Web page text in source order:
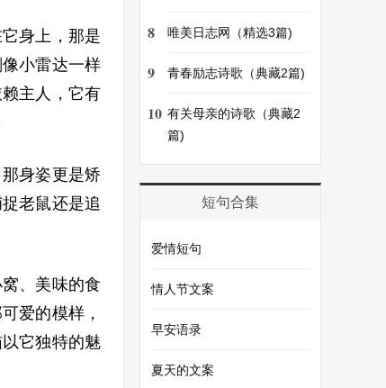
身上，那是
小雷达一样
主人，它有
身姿更是矫
老鼠还是追
、美味的食
爱的模样，
它独特的魅
8 唯美日志网（精选3篇)
9 青春励志诗歌（典藏2篇)
10 有关母亲的诗歌（典藏2
篇)
短句合集
爱情短句
情人节文案
早安语录
夏天的文案